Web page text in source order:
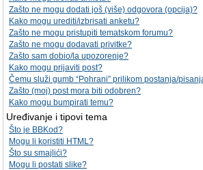
Zašto ne mogu dodati još (više) odgovora (opcija)?
Kako mogu urediti/izbrisati anketu?
Zašto ne mogu pristupiti tematskom forumu?
Zašto ne mogu dodavati privitke?
Zašto sam dobio/la upozorenje?
Kako mogu prijaviti post?
Čemu služi gumb “Pohrani” prilikom postanja/
Zašto (moj) post mora biti odobren?
Kako mogu bumpirati temu?
Uređivanje i tipovi tema
Što je BBKod?
Mogu li koristiti HTML?
Što su smajlići?
Mogu li postati slike?